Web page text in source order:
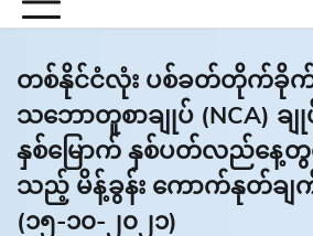
တစ်နိုင်ငံလုံး ပစ်ခတ်တိုက်ခိုက်
သဘောတူစာချုပ် (NCA) ချု
နှစ်မြောက် နှစ်ပတ်လည်နေ့တွင်
သည့် မိန့်ခွန်း ကောက်နုတ်ချ
(၁၅-၁၀-၂၀၂၁)